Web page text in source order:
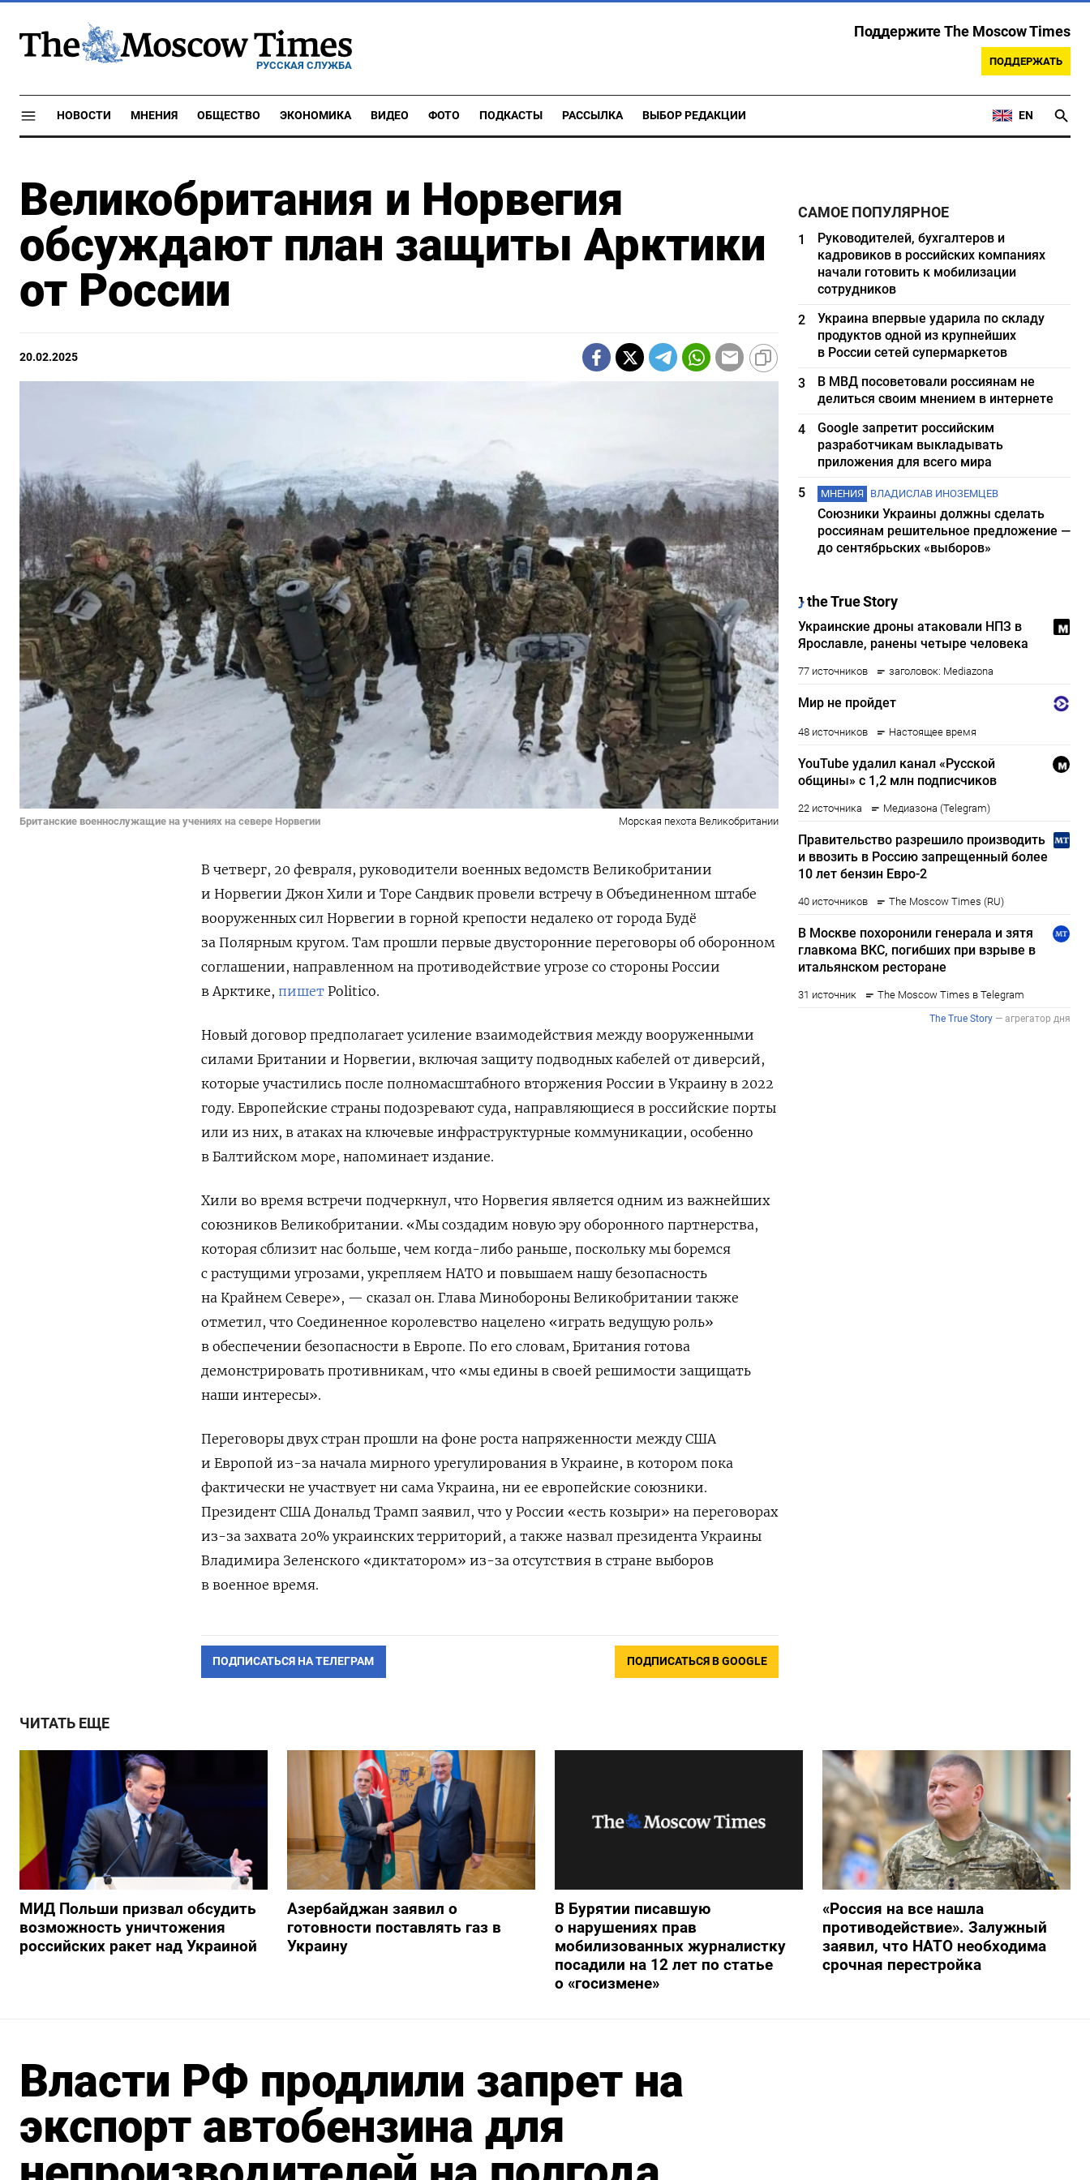
РУССКАЯ СЛУЖБА
Поддержите The Moscow Times
ПОДДЕРЖАТЬ
НОВОСТИ МНЕНИЯ ОБЩЕСТВО ЭКОНОМИКА ВИДЕО ФОТО ПОДКАСТЫ РАССЫЛКА ВЫБОР РЕДАКЦИИ EN
Великобритания и Норвегия
обсуждают план защиты Арктики
от России
20.02.2025
Британские военнослужащие на учениях на севере Норвегии Морская пехота Великобритании
В четверг, 20 февраля, руководители военных ведомств Великобритании
и Норвегии Джон Хили и Торе Сандвик провели встречу в Объединенном штабе
вооруженных сил Норвегии в горной крепости недалеко от города Будё
за Полярным кругом. Там прошли первые двусторонние переговоры об оборонном
соглашении, направленном на противодействие угрозе со стороны России
в Арктике, пишет Politico.
Новый договор предполагает усиление взаимодействия между вооруженными
силами Британии и Норвегии, включая защиту подводных кабелей от диверсий,
которые участились после полномасштабного вторжения России в Украину в 2022
году. Европейские страны подозревают суда, направляющиеся в российские порты
или из них, в атаках на ключевые инфраструктурные коммуникации, особенно
в Балтийском море, напоминает издание.
Хили во время встречи подчеркнул, что Норвегия является одним из важнейших
союзников Великобритании. «Мы создадим новую эру оборонного партнерства,
которая сблизит нас больше, чем когда-либо раньше, поскольку мы боремся
с растущими угрозами, укрепляем НАТО и повышаем нашу безопасность
на Крайнем Севере», — сказал он. Глава Минобороны Великобритании также
отметил, что Соединенное королевство нацелено «играть ведущую роль»
в обеспечении безопасности в Европе. По его словам, Британия готова
демонстрировать противникам, что «мы едины в своей решимости защищать
наши интересы».
Переговоры двух стран прошли на фоне роста напряженности между США
и Европой из-за начала мирного урегулирования в Украине, в котором пока
фактически не участвует ни сама Украина, ни ее европейские союзники.
Президент США Дональд Трамп заявил, что у России «есть козыри» на переговорах
из-за захвата 20% украинских территорий, а также назвал президента Украины
Владимира Зеленского «диктатором» из-за отсутствия в стране выборов
в военное время.
ПОДПИСАТЬСЯ НА ТЕЛЕГРАМ ПОДПИСАТЬСЯ В GOOGLE
САМОЕ ПОПУЛЯРНОЕ
1
Руководителей, бухгалтеров и
кадровиков в российских компаниях
начали готовить к мобилизации
сотрудников
2
Украина впервые ударила по складу
продуктов одной из крупнейших
в России сетей супермаркетов
3
В МВД посоветовали россиянам не
делиться своим мнением в интернете
4
Google запретит российским
разработчикам выкладывать
приложения для всего мира
5
МНЕНИЯ ВЛАДИСЛАВ ИНОЗЕМЦЕВ
Союзники Украины должны сделать
россиянам решительное предложение —
до сентябрьских «выборов»
ЧИТАТЬ ЕЩЕ
МИД Польши призвал обсудить
возможность уничтожения
российских ракет над Украиной
Азербайджан заявил о
готовности поставлять газ в
Украину
В Бурятии писавшую
о нарушениях прав
мобилизованных журналистку
посадили на 12 лет по статье
о «госизмене»
«Россия на все нашла
противодействие». Залужный
заявил, что НАТО необходима
срочная перестройка
Власти РФ продлили запрет на
экспорт автобензина для